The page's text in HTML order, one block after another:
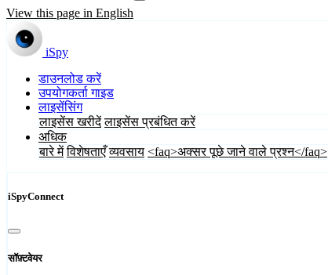
View this page in English
iSpy
डाउनलोड करें
उपयोगकर्ता गाइड
लाइसेंसिंग
लाइसेंस खरीदें लाइसेंस प्रबंधित करें
अधिक
बारे में विशेषताएँ व्यवसाय <faq>अक्सर पूछे जाने वाले प्रश्न</faq>
iSpyConnect
सॉफ़्टवेयर